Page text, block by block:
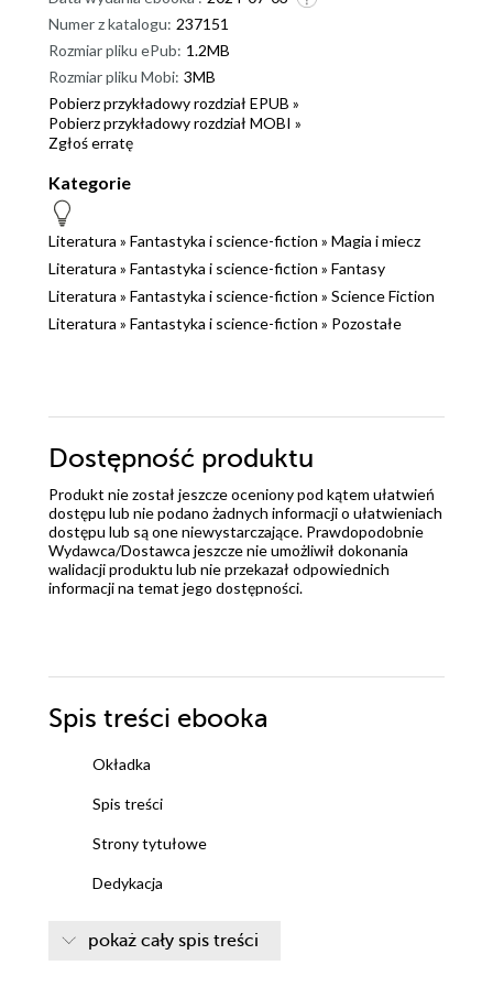
Numer z katalogu: 237151
Rozmiar pliku ePub: 1.2MB
Rozmiar pliku Mobi: 3MB
Pobierz przykładowy rozdział EPUB »
Pobierz przykładowy rozdział MOBI »
Zgłoś erratę
Kategorie
Literatura » Fantastyka i science-fiction » Magia i miecz
Literatura » Fantastyka i science-fiction » Fantasy
Literatura » Fantastyka i science-fiction » Science Fiction
Literatura » Fantastyka i science-fiction » Pozostałe
Dostępność produktu
Produkt nie został jeszcze oceniony pod kątem ułatwień
dostępu lub nie podano żadnych informacji o ułatwieniach
dostępu lub są one niewystarczające. Prawdopodobnie
Wydawca/Dostawca jeszcze nie umożliwił dokonania
walidacji produktu lub nie przekazał odpowiednich
informacji na temat jego dostępności.
Spis treści ebooka
Okładka
Spis treści
Strony tytułowe
Dedykacja
pokaż cały spis treści